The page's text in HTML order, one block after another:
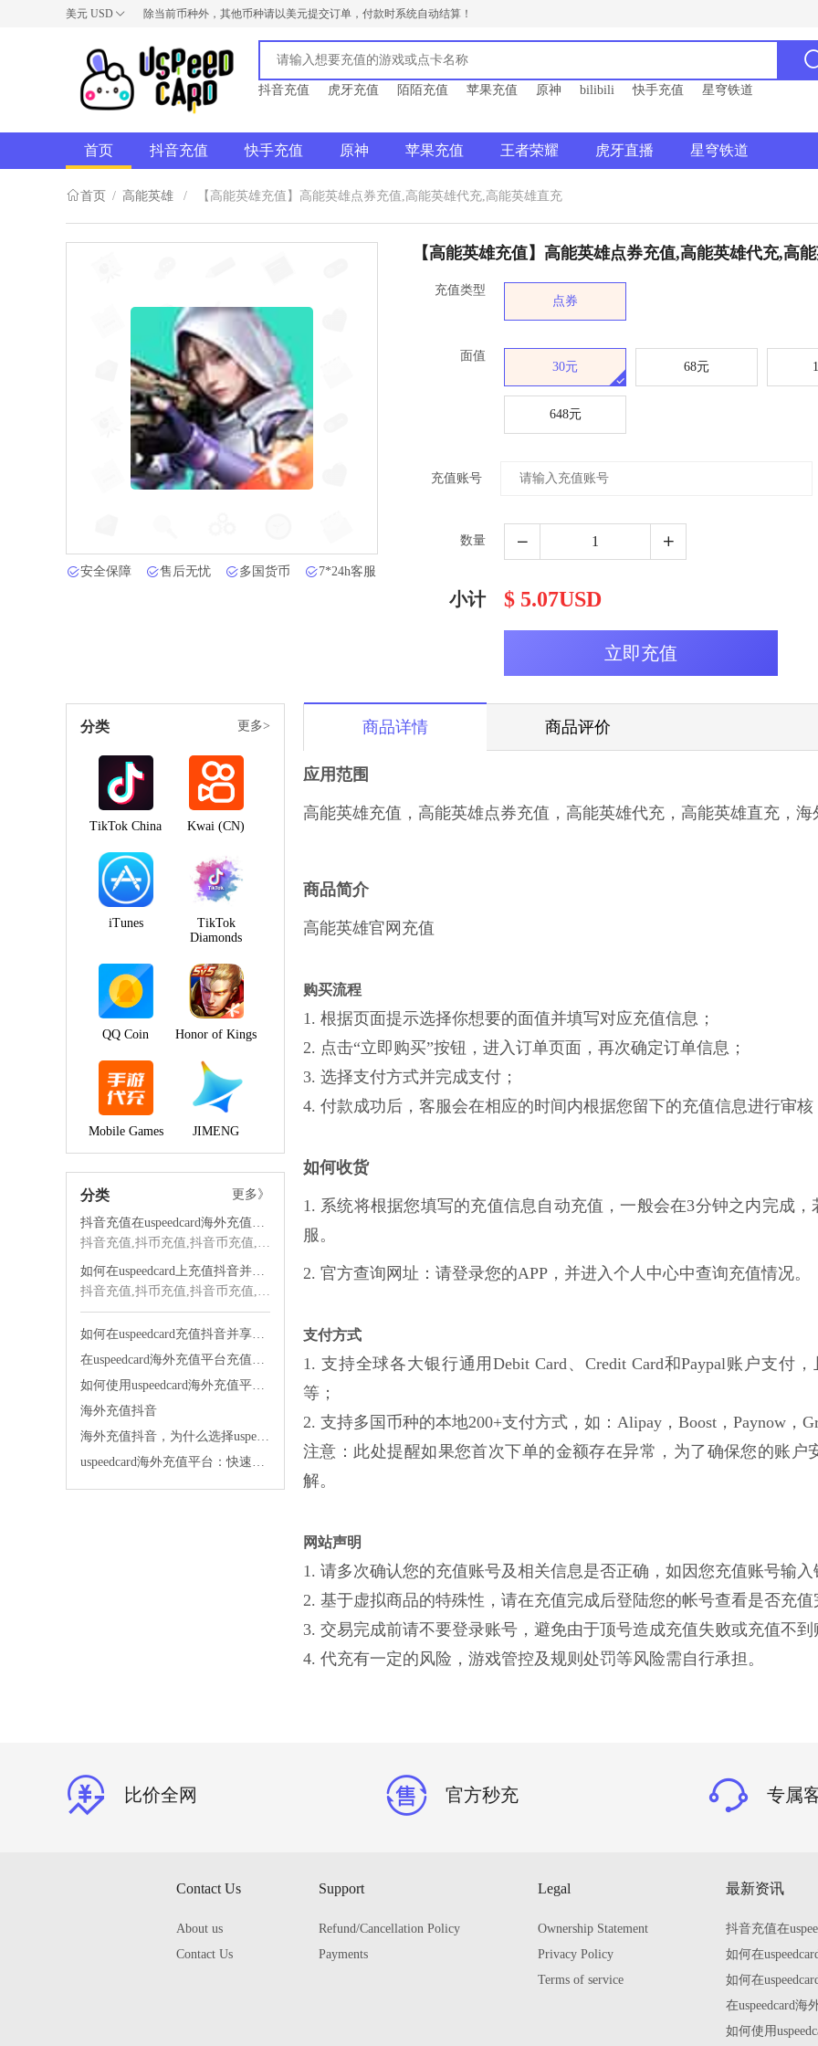
美元 USD
USD
AUD
NZD
除当前币种外，其他币种请以美元提交订单，付款时系统自动结算！
抖音充值 虎牙充值 陌陌充值 苹果充值 原神 bilibili 快手充值 星穹铁道
首页 抖音充值 快手充值 原神 苹果充值 王者荣耀 虎牙直播 星穹铁道
首页 / 高能英雄 / 【高能英雄充值】高能英雄点券充值,高能英雄代充,高能英雄直充
安全保障 售后无忧 多国货币 7*24h客服
【高能英雄充值】高能英雄点券充值,高能英雄代充,高
充值类型
点券
面值
30元
68元
648元
充值账号
数量
小计 $ 5.07USD
分类 更多>
TikTok China Kwai (CN)
iTunes
TikTok
Diamonds
QQ Coin Honor of Kings
Mobile Games JIMENG
分类 更多》
抖音充值在uspeedcard海外充值平台的优势
抖音充值,抖币充值,抖音币充值,海外抖音充值,抖音海外充值,抖音充值海外,海外充值
如何在uspeedcard上充值抖音并享受优质服务
抖音充值,抖币充值,抖音币充值,海外抖音充值,抖音海外充值,抖音充值海外,海外充值
如何在uspeedcard充值抖音并享受快速发货的便利
在uspeedcard海外充值平台充值抖音太舒服了
如何使用uspeedcard海外充值平台便宜充值抖音
海外充值抖音
海外充值抖音，为什么选择uspeedcard海外充值平台？
uspeedcard海外充值平台：快速充值，让你的生活更便捷！
商品详情 商品评价
应用范围
高能英雄充值，高能英雄点券充值，高能英雄代充，高能英雄直充，海
商品简介
高能英雄官网充值
购买流程
1. 根据页面提示选择你想要的面值并填写对应充值信息；
2. 点击“立即购买”按钮，进入订单页面，再次确定订单信息；
3. 选择支付方式并完成支付；
4. 付款成功后，客服会在相应的时间内根据您留下的充值信息进行审核
如何收货
1. 系统将根据您填写的充值信息自动充值，一般会在3分钟之内完成
服。
2. 官方查询网址：请登录您的APP，并进入个人中心中查询充值情况。
支付方式
1. 支持全球各大银行通用Debit Card、Credit Card和Paypal账户支付，
等；
2. 支持多国币种的本地200+支付方式，如：Alipay，Boost，Paynow，
注意：此处提醒如果您首次下单的金额存在异常，为了确保您的账
解。
网站声明
1. 请多次确认您的充值账号及相关信息是否正确，如因您充值账号输入
2. 基于虚拟商品的特殊性，请在充值完成后登陆您的帐号查看是否充值
3. 交易完成前请不要登录账号，避免由于顶号造成充值失败或充值不到
4. 代充有一定的风险，游戏管控及规则处罚等风险需自行承担。
比价全网 官方秒充 专属
Contact Us
About us
Contact Us
Support
Refund/Cancellation Policy
Payments
Legal
Ownership Statement
Privacy Policy
Terms of service
最新资讯
抖音充值在
如何在
如何在
在uspeedcard海
如何使用